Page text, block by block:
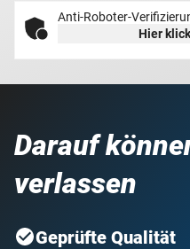
Anti-Roboter-
Hier
Darauf
verlassen
Geprüfte Qualität